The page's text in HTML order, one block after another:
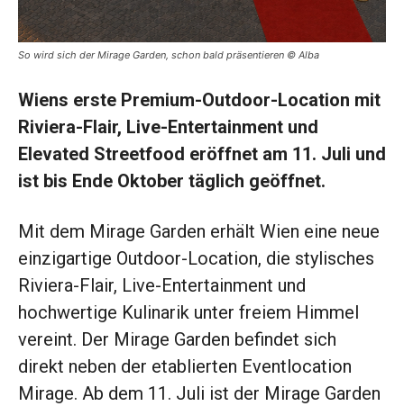
So wird sich der Mirage Garden, schon bald präsentieren © Alba
Wiens erste Premium-Outdoor-Location mit
Riviera-Flair, Live-Entertainment und
Elevated Streetfood eröffnet am 11. Juli und
ist bis Ende Oktober täglich geöffnet.
Mit dem Mirage Garden erhält Wien eine neue
einzigartige Outdoor-Location, die stylisches
Riviera-Flair, Live-Entertainment und
hochwertige Kulinarik unter freiem Himmel
vereint. Der Mirage Garden befindet sich
direkt neben der etablierten Eventlocation
Mirage. Ab dem 11. Juli ist der Mirage Garden